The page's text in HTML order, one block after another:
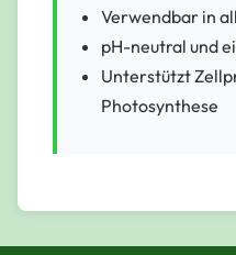
Verwendbar in
pH-neutral und
Unterstützt
Photosynthese